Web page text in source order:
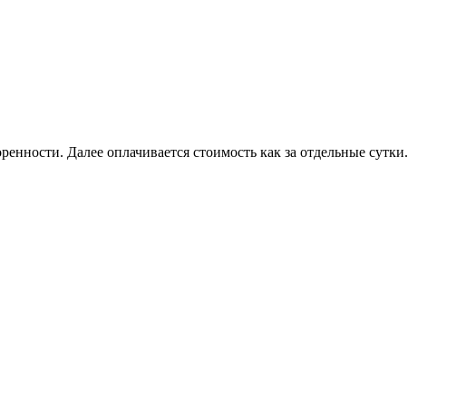
Далее оплачивается стоимость как за отдельные сутки.